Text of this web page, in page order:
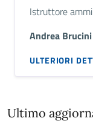
Descrizione
Istruttore
Andrea Brucini
ULTERIORI
Ultimo